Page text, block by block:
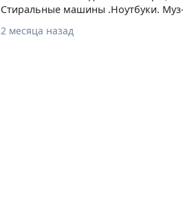
Стиральные машины .Ноутбуки.
Нерабочие)
2 месяца назад